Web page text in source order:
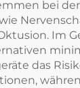
bei
Im
das